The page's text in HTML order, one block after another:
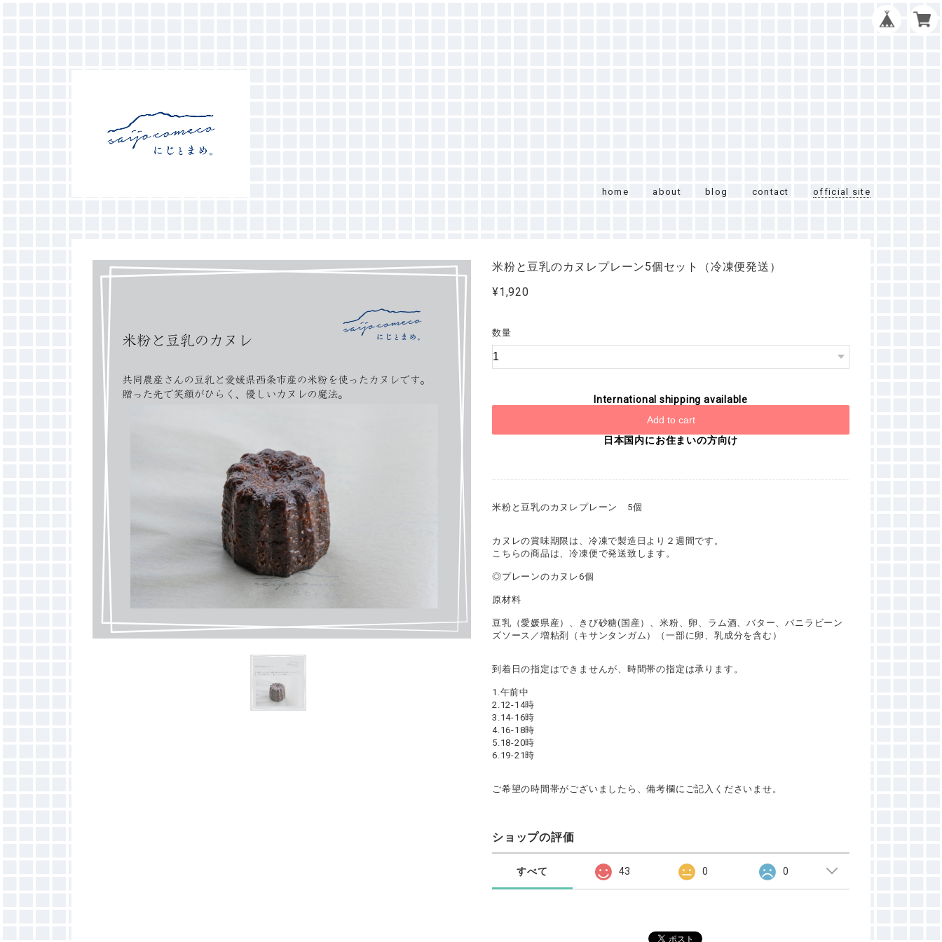
home about blog contact official site
米粉と豆乳のカヌレプレーン5個セット（冷凍便発送）
¥1,920
数量
International shipping available
Add to cart
日本国内にお住まいの方向け
米粉と豆乳のカヌレプレーン 5個
カヌレの賞味期限は、冷凍で製造日より２週間です。
こちらの商品は、冷凍便で発送致します。
◎プレーンのカヌレ6個
原材料
豆乳（愛媛県産）、きび砂糖(国産）、米粉、卵、ラム酒、バター、バニラビーン
ズソース／増粘剤（キサンタンガム）（一部に卵、乳成分を含む）
到着日の指定はできませんが、時間帯の指定は承ります。
1.午前中
2.12-14時
3.14-16時
4.16-18時
5.18-20時
6.19-21時
ご希望の時間帯がございましたら、備考欄にご記入くださいませ。
ショップの評価
すべて 43 0 0